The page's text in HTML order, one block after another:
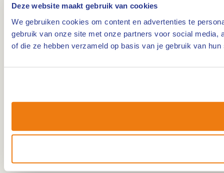
Deze website maakt gebruik van cookies
We gebruiken cookies om content en advertenties te
gebruik van onze site met onze partners voor social
of die ze hebben verzameld op basis van je gebruik van